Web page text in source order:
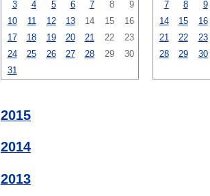
3 4 5 6 7 8
9
10
11 12 13 14 15
16
17
18 19 20 21 22
23
24
25 26 27 28 29
30
31
7 8
9
14
15
16
21
22
23
28
29 30
2015
2014
2013